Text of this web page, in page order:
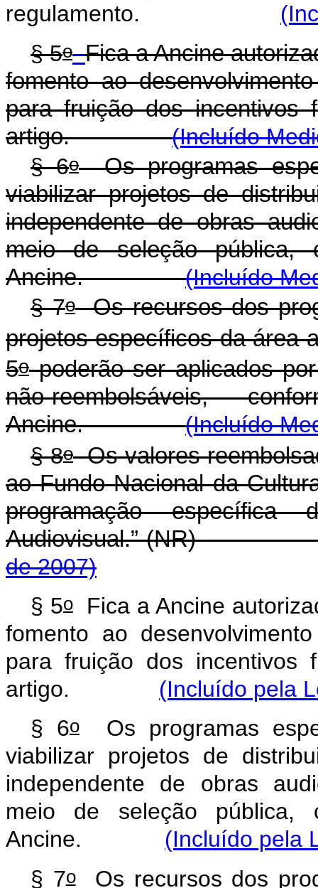
regulamento.
§ 5o Fica a Ancine
fomento ao
para fruição dos
artigo.
(Incluído
§ 6oOs programas
viabilizar projetos de
independente de obras
meio de seleção pública,
Ancine.
(Incluído
§ 7oOs recursos dos
projetos específicos da área
5opoderão ser aplicados
não-reembolsáveis,
Ancine.
(Incluído
§ 8oOs valores
ao Fundo Nacional da
programação específica
Audiovisual.” (NR)
de 2007)
§ 5oFica a Ancine
fomento ao
para fruição dos
artigo. (Incluído pela
§ 6o Os programas
viabilizar projetos de
independente de obras
meio de seleção pública,
Ancine. (Incluído pela
§ 7oOs recursos dos